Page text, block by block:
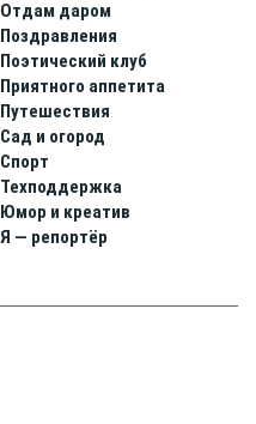
Отдам даром
Поздравления
Поэтический клуб
Приятного аппетита
Путешествия
Сад и огород
Спорт
Техподдержка
Юмор и креатив
Я — репортёр